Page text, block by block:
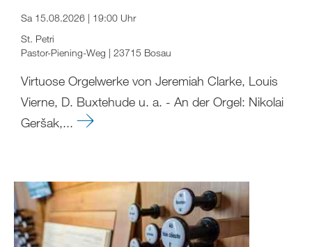
Sa 15.08.2026 | 19:00 Uhr
St. Petri
Pastor-Piening-Weg | 23715 Bosau
Virtuose Orgelwerke von Jeremiah Clarke, Louis
Vierne, D. Buxtehude u. a. - An der Orgel: Nikolai
Geršak,...